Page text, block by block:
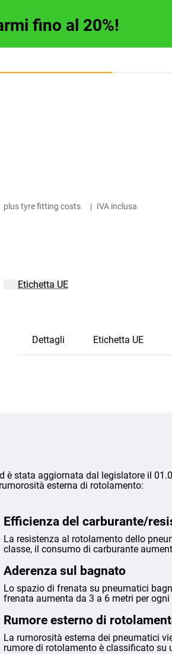
fino al 20%!
plus tyre fitting costs | IVA inclusa
Etichetta UE
Dettagli Etichetta UE
è stata aggiornata dal legislatore il
esterna di rotolamento:
Efficienza del carburante/
La resistenza al rotolamento dello
classe, il consumo di carburante
Aderenza sul bagnato
Lo spazio di frenata su pneumatici
frenata aumenta da 3 a 6 metri per ogni
Rumore esterno di
La rumorosità esterna dei pneumatici
rumore di rotolamento è classificato su